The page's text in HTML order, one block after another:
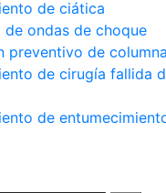
de ciática
de ondas de choque
preventivo de columna
de cirugía fallida
de